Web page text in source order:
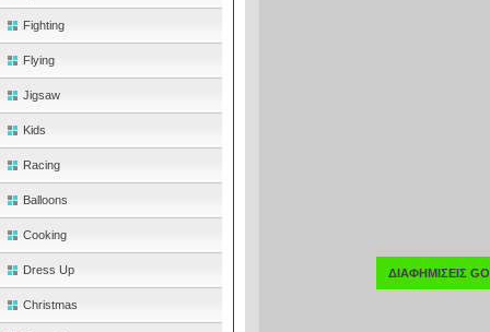
Fighting
Flying
Jigsaw
Kids
Racing
Balloons
Cooking
Dress Up
Christmas
ΔΙΑΦΗΜΙΣΕΙΣ